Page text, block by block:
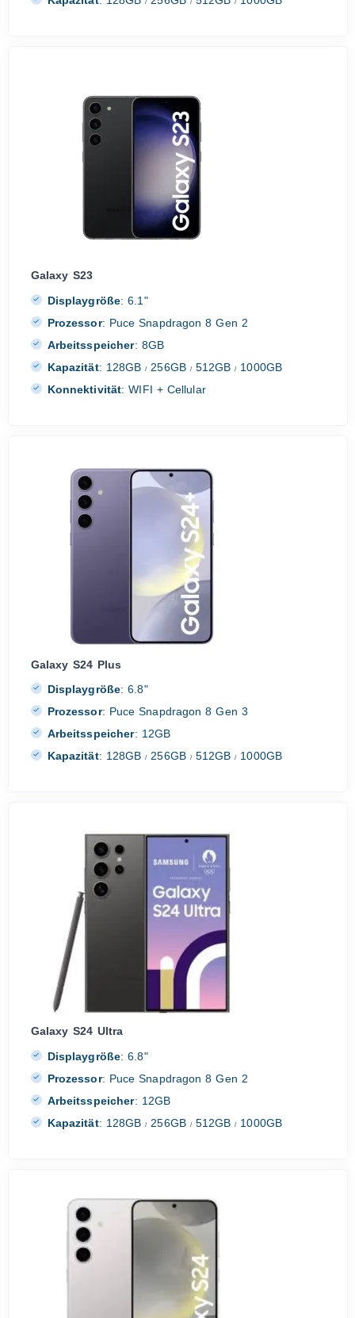
/ / /
Galaxy S23
Displaygröße: 6.1"
Prozessor: Puce Snapdragon 8 Gen 2
Arbeitsspeicher: 8GB
Kapazität: 128GB/ 256GB /512GB/ 1000GB
Konnektivität: WIFI + Cellular
Galaxy S24 Plus
Displaygröße: 6.8"
Prozessor: Puce Snapdragon 8 Gen 3
Arbeitsspeicher: 12GB
Kapazität: 128GB/ 256GB /512GB/ 1000GB
Galaxy S24 Ultra
Displaygröße: 6.8"
Prozessor: Puce Snapdragon 8 Gen 2
Arbeitsspeicher: 12GB
Kapazität: 128GB/ 256GB /512GB/ 1000GB